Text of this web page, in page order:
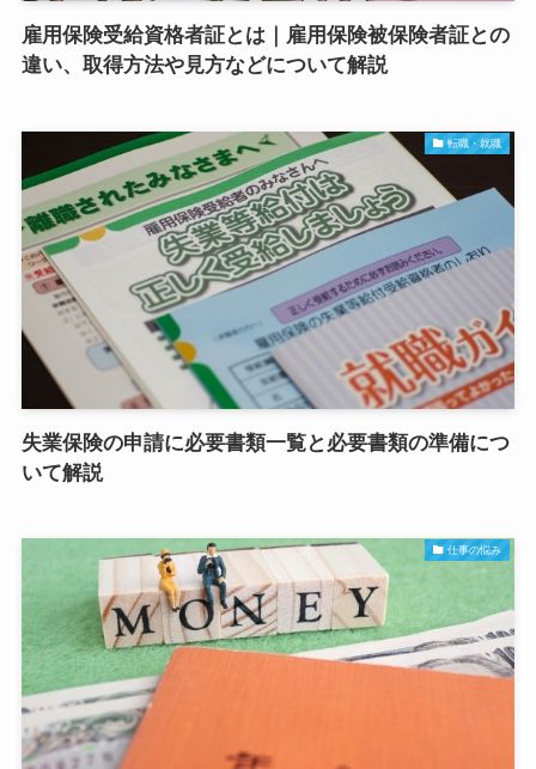
雇用保険受給資格者証とは｜雇用保険被保険者証との
違い、取得方法や見方などについて解説
転職・就職
失業保険の申請に必要書類一覧と必要書類の準備につ
いて解説
仕事の悩み